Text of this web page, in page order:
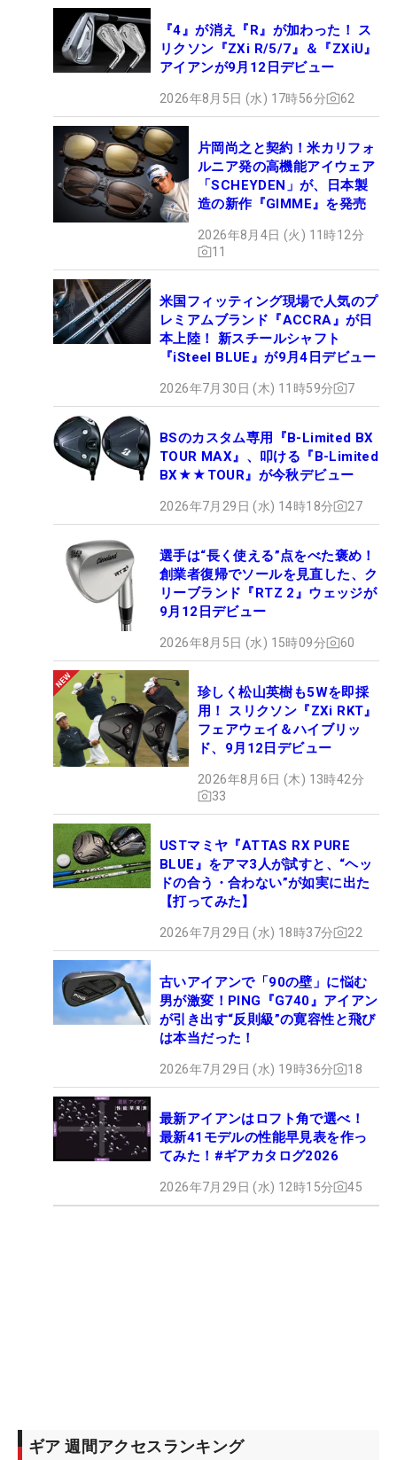
『4』が消え『R』が加わった！ ス
リクソン『ZXi R/5/7』＆『ZXiU』
アイアンが9月12日デビュー
2026年8月5日 (水) 17時56分 62
片岡尚之と契約！米カリフォ
ルニア発の高機能アイウェア
「SCHEYDEN」が、日本製
造の新作『GIMME』を発売
2026年8月4日 (火) 11時12分
11
米国フィッティング現場で人気のプ
レミアムブランド『ACCRA』が日
本上陸！ 新スチールシャフト
『iSteel BLUE』が9月4日デビュー
2026年7月30日 (木) 11時59分 7
BSのカスタム専用『B-Limited BX
TOUR MAX』、叩ける『B-Limited
BX★★TOUR』が今秋デビュー
2026年7月29日 (水) 14時18分 27
選手は“長く使える”点をべた褒め！
創業者復帰でソールを見直した、ク
リーブランド『RTZ 2』ウェッジが
9月12日デビュー
2026年8月5日 (水) 15時09分 60
珍しく松山英樹も5Wを即採
用！ スリクソン『ZXi RKT』
フェアウェイ＆ハイブリッ
ド、9月12日デビュー
2026年8月6日 (木) 13時42分
33
USTマミヤ『ATTAS RX PURE
BLUE』をアマ3人が試すと、“ヘッ
ドの合う・合わない”が如実に出た
【打ってみた】
2026年7月29日 (水) 18時37分 22
古いアイアンで「90の壁」に悩む
男が激変！PING『G740』アイアン
が引き出す“反則級”の寛容性と飛び
は本当だった！
2026年7月29日 (水) 19時36分 18
最新アイアンはロフト角で選べ！
最新41モデルの性能早見表を作っ
てみた！#ギアカタログ2026
2026年7月29日 (水) 12時15分 45
ギア 週間アクセスランキング